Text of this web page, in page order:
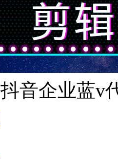
抖音企业蓝v